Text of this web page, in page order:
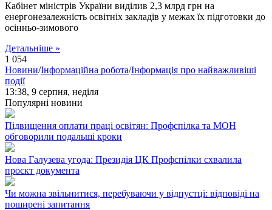
Кабінет міністрів України виділив 2,3 млрд грн на
енергонезалежність освітніх закладів у межах їх підготовки до
осінньо-зимового
Детальніше »
1 054
Новини/Інформаційна робота/Інформація про найважливіші
події
13:38, 9 серпня, неділя
Популярні новини
Підвищення оплати праці освітян: Профспілка та МОН
обговорили подальші кроки
Нова Галузева угода: Президія ЦК Профспілки схвалила
проєкт документа
Чи можна звільнитися, перебуваючи у відпустці: відповіді на
поширені запитання